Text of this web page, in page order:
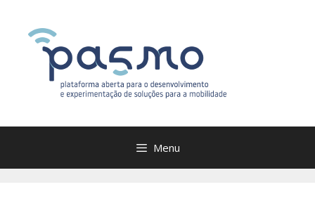
conteúdo
Menu